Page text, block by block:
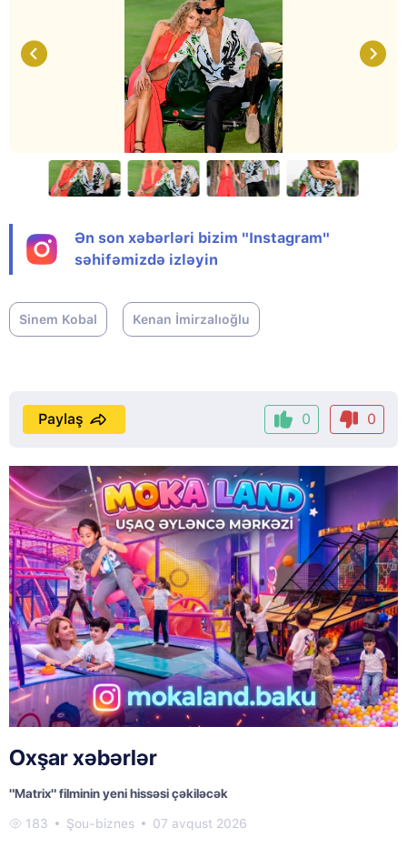
Ən son xəbərləri bizim "Instagram"
səhifəmizdə izləyin
Sinem Kobal Kenan İmirzalıoğlu
0 0
Paylaş
Oxşar xəbərlər
"Matrix" filminin yeni hissəsi çəkiləcək
183 Şou-biznes 07 avqust 2026